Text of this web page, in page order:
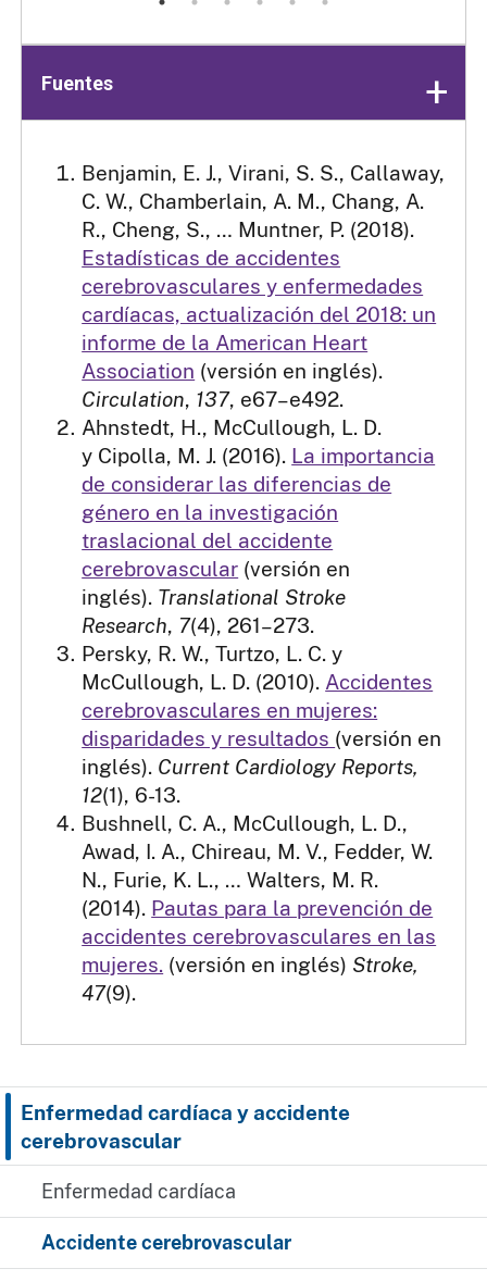
Enfermedad cardíaca y accidente
cerebrovascular
Enfermedad cardíaca
Accidente cerebrovascular
Fuentes
Benjamin, E. J., Virani, S. S., Callaway,
C. W., Chamberlain, A. M., Chang, A.
R., Cheng, S., … Muntner, P. (2018).
Estadísticas de accidentes
cerebrovasculares y enfermedades
cardíacas, actualización del 2018: un
informe de la American Heart
Association (versión en inglés).
Circulation, 137, e67–e492.
Ahnstedt, H., McCullough, L. D.
y Cipolla, M. J. (2016). La importancia
de considerar las diferencias de
género en la investigación
traslacional del accidente
cerebrovascular (versión en
inglés). Translational Stroke
Research, 7(4), 261–273.
Persky, R. W., Turtzo, L. C. y
McCullough, L. D. (2010). Accidentes
cerebrovasculares en mujeres:
disparidades y resultados (versión en
inglés). Current Cardiology Reports,
12(1), 6-13.
Bushnell, C. A., McCullough, L. D.,
Awad, I. A., Chireau, M. V., Fedder, W.
N., Furie, K. L., … Walters, M. R.
(2014). Pautas para la prevención de
accidentes cerebrovasculares en las
mujeres. (versión en inglés) Stroke,
47(9).